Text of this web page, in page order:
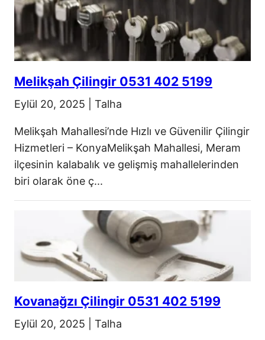
Melikşah Çilingir 0531 402 5199
Eylül 20, 2025 Talha
Melikşah Mahallesi’nde Hızlı ve Güvenilir Çilingir
Hizmetleri – KonyaMelikşah Mahallesi, Meram
ilçesinin kalabalık ve gelişmiş mahallelerinden
biri olarak öne ç...
Kovanağzı Çilingir 0531 402 5199
Eylül 20, 2025 Talha